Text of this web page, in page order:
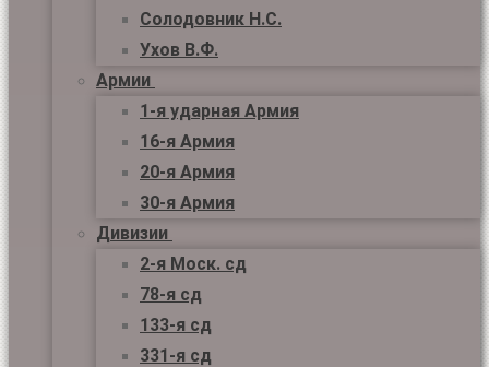
Солодовник Н.С.
Ухов В.Ф.
Армии
1-я ударная Армия
16-я Армия
20-я Армия
30-я Армия
Дивизии
2-я Моск. сд
78-я сд
133-я сд
331-я сд